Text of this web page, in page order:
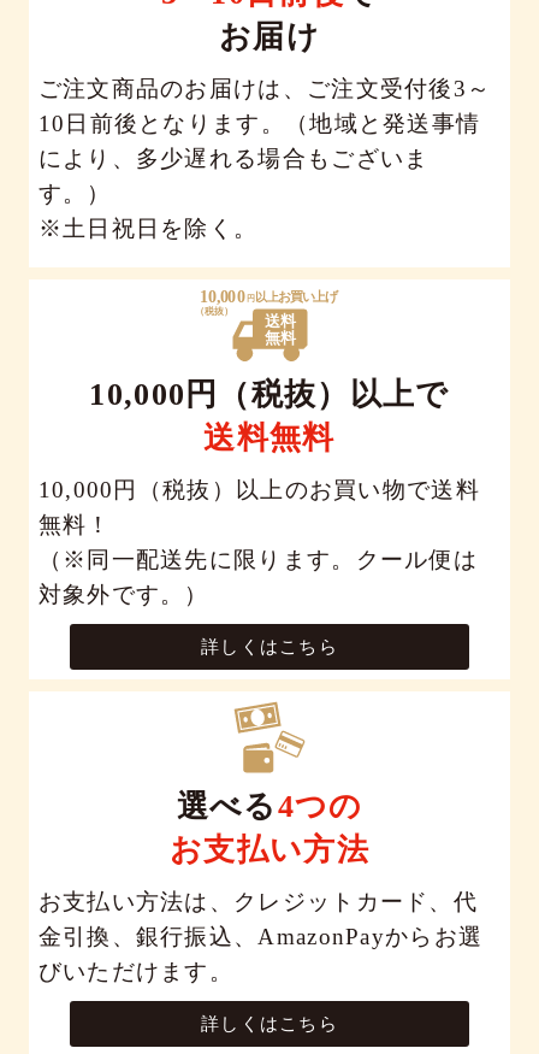
お届け
ご注文商品のお届けは、ご注文受付後3～
10日前後となります。（地域と発送事情
により、多少遅れる場合もございま
す。）
※土日祝日を除く。
10,000円（税抜）以上で
送料無料
10,000円（税抜）以上のお買い物で送料
無料！
（※同一配送先に限ります。クール便は
対象外です。）
詳しくはこちら
選べる4つの
お支払い方法
お支払い方法は、クレジットカード、代
金引換、銀行振込、AmazonPayからお選
びいただけます。
詳しくはこちら